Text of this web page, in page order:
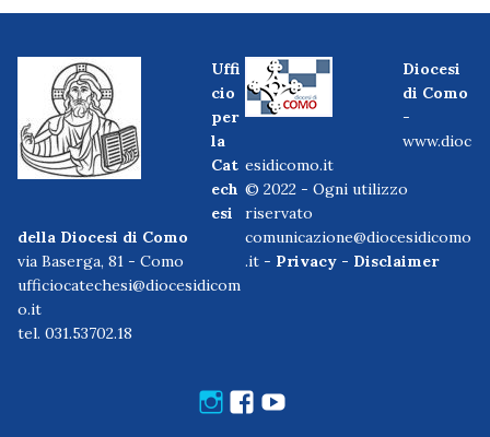
Uffi
cio
per
la
Cat
ech
esi
della Diocesi di Como
via Baserga, 81 - Como
ufficiocatechesi@diocesidicom
o.it
tel. 031.53702.18
Diocesi
di Como
-
www.dioc
esidicomo.it
© 2022 - Ogni utilizzo
riservato
comunicazione@diocesidicomo
.it - Privacy - Disclaimer
Instagram
Facebook
Youtube